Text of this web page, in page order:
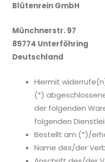
Blütenrein GmbH
Münchnerstr. 97
85774 Unterföhring
Deutschland
Hiermit
(*)
der folgenden
folgenden
Bestellt am (*)/
Name des/der